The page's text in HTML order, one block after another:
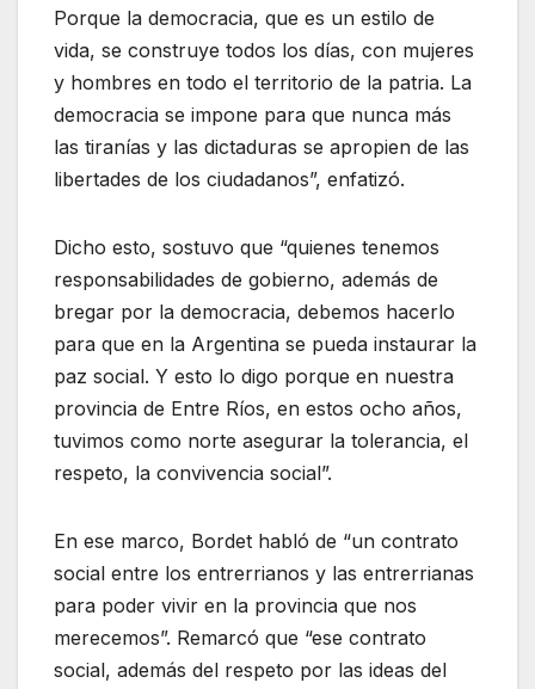
Porque la democracia, que es un estilo de
vida, se construye todos los días, con mujeres
y hombres en todo el territorio de la patria. La
democracia se impone para que nunca más
las tiranías y las dictaduras se apropien de las
libertades de los ciudadanos”, enfatizó.
Dicho esto, sostuvo que “quienes tenemos
responsabilidades de gobierno, además de
bregar por la democracia, debemos hacerlo
para que en la Argentina se pueda instaurar la
paz social. Y esto lo digo porque en nuestra
provincia de Entre Ríos, en estos ocho años,
tuvimos como norte asegurar la tolerancia, el
respeto, la convivencia social”.
En ese marco, Bordet habló de “un contrato
social entre los entrerrianos y las entrerrianas
para poder vivir en la provincia que nos
merecemos”. Remarcó que “ese contrato
social, además del respeto por las ideas del